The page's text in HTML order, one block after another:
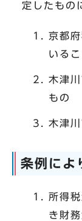
定したもの
京都
いるこ
木津
もの
木津
条例によ
所得
き財